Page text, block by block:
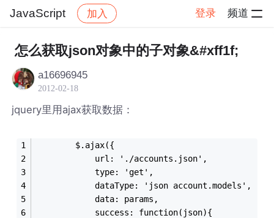
JavaScript 加入 登录 频道
社区 JavaScript 帖子详情
怎么获取json对象中的子对象&#xff1f;
a16696945
2012-02-18
jquery里用ajax获取数据：
		$.ajax({
			url: './accounts.json',
			type: 'get',
			dataType: 'json account.models',
			data: params,
			success: function(json){